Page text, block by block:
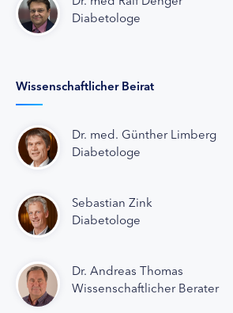
Diabetologe
Wissenschaftlicher Beirat
Dr. med. Günther Limberg
Diabetologe
Sebastian Zink
Diabetologe
Dr. Andreas Thomas
Wissenschaftlicher Berater